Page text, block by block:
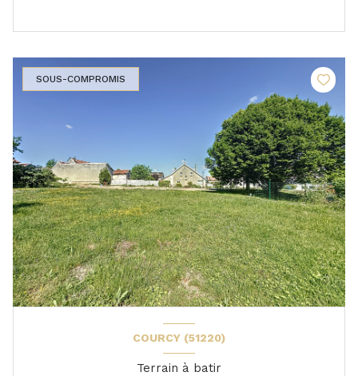
SOUS-COMPROMIS
COURCY (51220)
Terrain à batir